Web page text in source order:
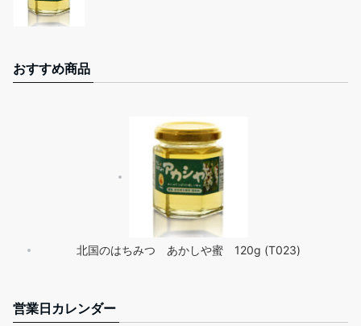
おすすめ商品
北国のはちみつ あかしや蜜 120g (T023)
営業日カレンダー